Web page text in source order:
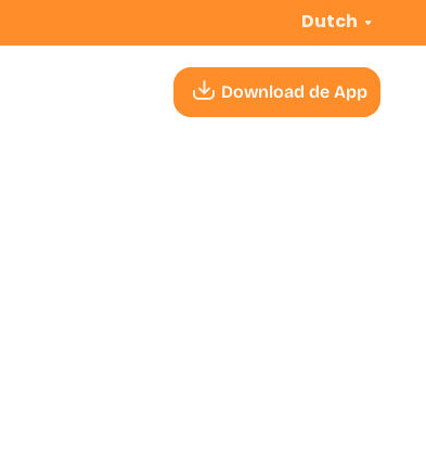
Dutch
Download de App